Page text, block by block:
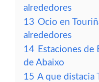
alrededores
13 Ocio en
alrededores
14 Estaciones de
de Abaixo
15 A que distacia